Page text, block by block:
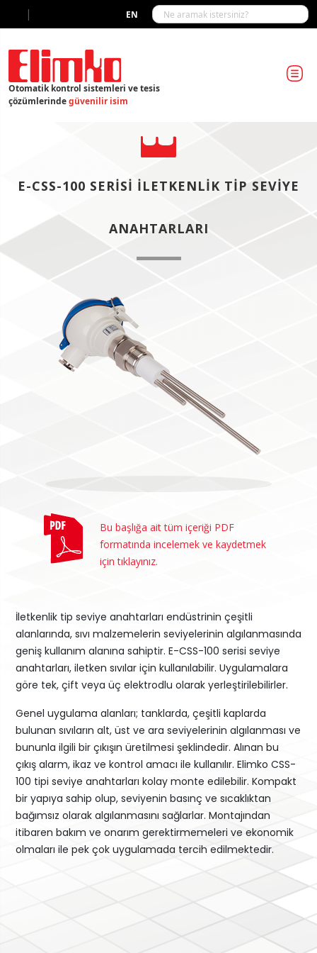
EN
|
Otomatik kontrol sistemleri ve tesis
çözümlerindegüvenilir isim
E-CSS-100 SERISI İLETKENLIK TIP SEVIYE
ANAHTARLARI
İletkenlik tip seviye anahtarları endüstrinin çeşitli
alanlarında, sıvı malzemelerin seviyelerinin algılanmasında
geniş kullanım alanına sahiptir. E-CSS-100 serisi seviye
anahtarları, iletken sıvılar için kullanılabilir. Uygulamalara
göre tek, çift veya üç elektrodlu olarak yerleştirilebilirler.
Genel uygulama alanları; tanklarda, çeşitli kaplarda
bulunan sıvıların alt, üst ve ara seviyelerinin algılanması ve
bununla ilgili bir çıkışın üretilmesi şeklindedir. Alınan bu
çıkış alarm, ikaz ve kontrol amacı ile kullanılır. Elimko CSS-
100 tipi seviye anahtarları kolay monte edilebilir. Kompakt
bir yapıya sahip olup, seviyenin basınç ve sıcaklıktan
bağımsız olarak algılanmasını sağlarlar. Montajından
itibaren bakım ve onarım gerektirmemeleri ve ekonomik
olmaları ile pek çok uygulamada tercih edilmektedir.
Bu başlığa ait tüm içeriği PDF
formatında incelemek ve kaydetmek
için tıklayınız.